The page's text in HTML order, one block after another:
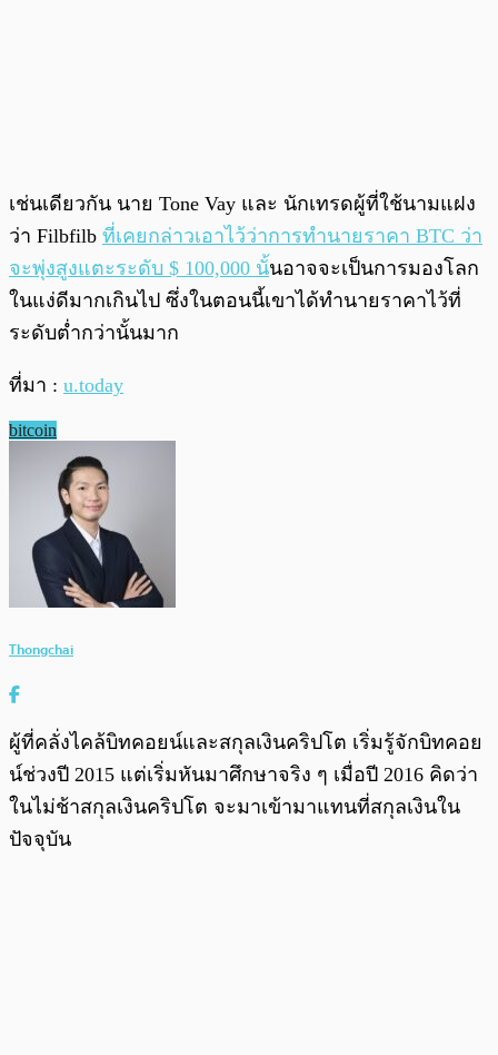
เช่นเดียวกัน นาย Tone Vay และ นักเทรดผู้ที่ใช้นามแฝง
ว่า Filbfilb ที่เคยกล่าวเอาไว้ว่าการทำนายราคา BTC ว่า
จะพุ่งสูงแตะระดับ $ 100,000 นั้นอาจจะเป็นการมองโลก
ในแง่ดีมากเกินไป ซึ่งในตอนนี้เขาได้ทำนายราคาไว้ที่
ระดับต่ำกว่านั้นมาก
ที่มา : u.today
bitcoin
Thongchai
ผู้ที่คลั่งไคล้บิทคอยน์และสกุลเงินคริปโต เริ่มรู้จักบิทคอย
น์ช่วงปี 2015 แต่เริ่มหันมาศึกษาจริง ๆ เมื่อปี 2016 คิดว่า
ในไม่ช้าสกุลเงินคริปโต จะมาเข้ามาแทนที่สกุลเงินใน
ปัจจุบัน